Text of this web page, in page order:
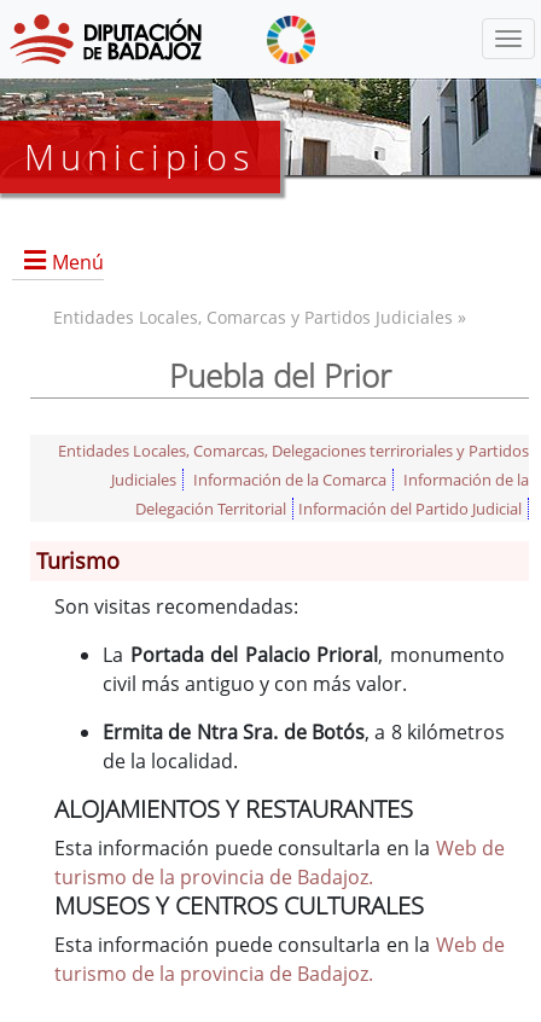
Municipios
Menú
Información General
Historia
Monumentos
Población
Corporación
Correo-e gratis
Entidades Locales, Comarcas y Partidos Judiciales »
Puebla del Prior
Entidades Locales, Comarcas, Delegaciones terriroriales y Partidos
Judiciales
Información de la Comarca
Información de la
Delegación Territorial
Información del Partido Judicial
Turismo
Son visitas recomendadas:
La Portada del Palacio Prioral, monumento
civil más antiguo y con más valor.
Ermita de Ntra Sra. de Botós, a 8 kilómetros
de la localidad.
ALOJAMIENTOS Y RESTAURANTES
Esta información puede consultarla en la Web de
turismo de la provincia de Badajoz.
MUSEOS Y CENTROS CULTURALES
Esta información puede consultarla en la Web de
turismo de la provincia de Badajoz.